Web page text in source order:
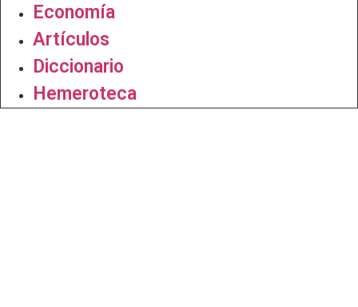
Economía
Artículos
Diccionario
Hemeroteca